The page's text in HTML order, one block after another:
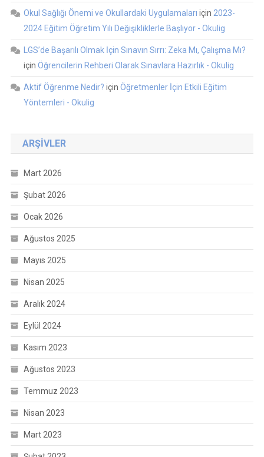
Okul Sağlığı Önemi ve Okullardaki Uygulamaları için 2023-
2024 Eğitim Öğretim Yılı Değişikliklerle Başlıyor - Okulig
LGS’de Başarılı Olmak İçin Sınavın Sırrı: Zeka Mı, Çalışma Mı?
için Öğrencilerin Rehberi Olarak Sınavlara Hazırlık - Okulig
Aktif Öğrenme Nedir? için Öğretmenler İçin Etkili Eğitim
Yöntemleri - Okulig
ARŞIVLER
Mart 2026
Şubat 2026
Ocak 2026
Ağustos 2025
Mayıs 2025
Nisan 2025
Aralık 2024
Eylül 2024
Kasım 2023
Ağustos 2023
Temmuz 2023
Nisan 2023
Mart 2023